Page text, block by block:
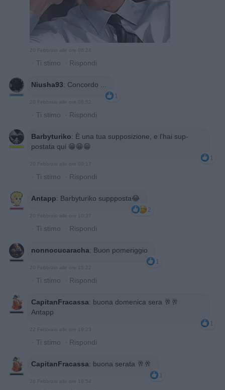
20 Febbraio alle ore 08:24
· Ti stimo · Rispondi
Niusha93: Concordo ...
1
20 Febbraio alle ore 08:52
· Ti stimo · Rispondi
Barbyturiko: È una tua supposizione, e l'hai sup-
postata qui 😁😁😁
1
20 Febbraio alle ore 09:17
· Ti stimo · Rispondi
Antapp: Barbyturiko suppposta😂
2
20 Febbraio alle ore 10:37
· Ti stimo · Rispondi
nonnocucaracha: Buon pomeriggio
1
20 Febbraio alle ore 15:22
· Ti stimo · Rispondi
CapitanFracassa: buona domenica sera 🥂🥂
Antapp
1
22 Febbraio alle ore 19:23
· Ti stimo · Rispondi
CapitanFracassa: buona serata 🥂🥂
1
26 Febbraio alle ore 19:54